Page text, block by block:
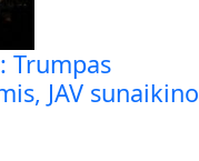
Trumpas
JAV sunaikino